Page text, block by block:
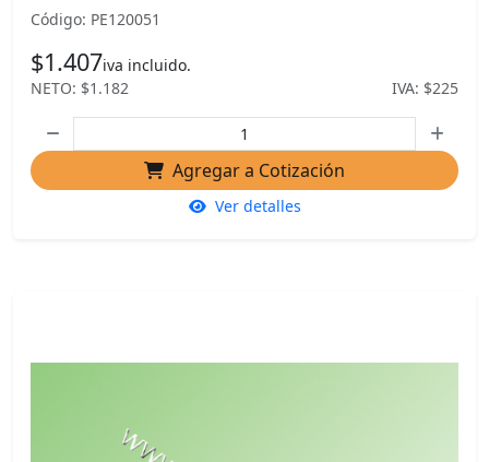
Código: PE120051
$1.407iva incluido.
NETO: $1.182
IVA: $225
Agregar a Cotización
Ver detalles